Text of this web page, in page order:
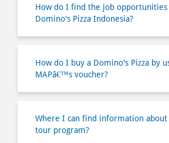
MAPâ€™s voucher?
tour program?